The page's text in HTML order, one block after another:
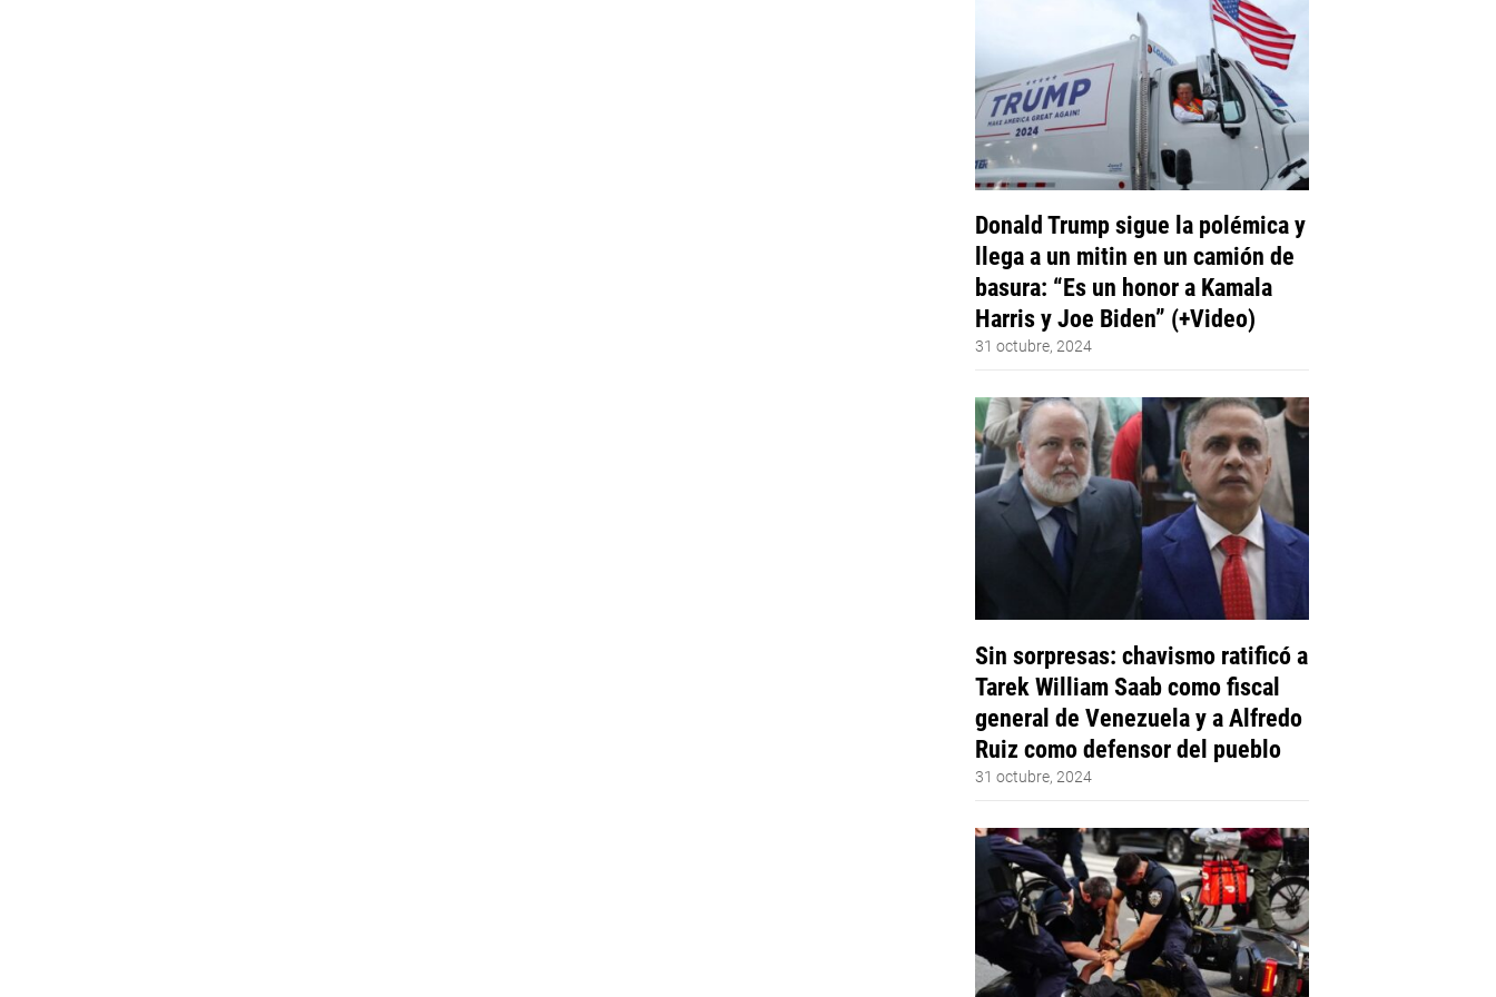
Donald Trump sigue la polémica y
llega a un mitin en un camión de
basura: “Es un honor a Kamala
Harris y Joe Biden” (+Video)
31 octubre, 2024
Sin sorpresas: chavismo ratificó a
Tarek William Saab como fiscal
general de Venezuela y a Alfredo
Ruiz como defensor del pueblo
31 octubre, 2024